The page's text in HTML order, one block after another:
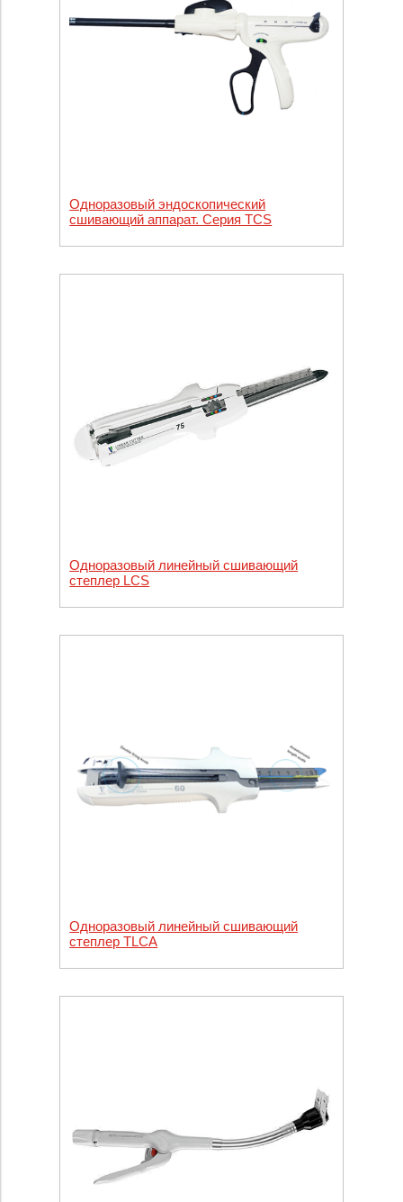
Одноразовый эндоскопический
сшивающий аппарат. Серия TCS
Одноразовый линейный сшивающий
степлер LCS
Одноразовый линейный сшивающий
степлер TLCА